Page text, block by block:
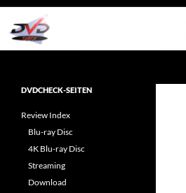
Zum
Inhalt
springen
Reviews rund ums Heimkino &
DVDCHECK-SEITEN
Review Index
Blu-ray Disc
4K Blu-ray Disc
Streaming
Download